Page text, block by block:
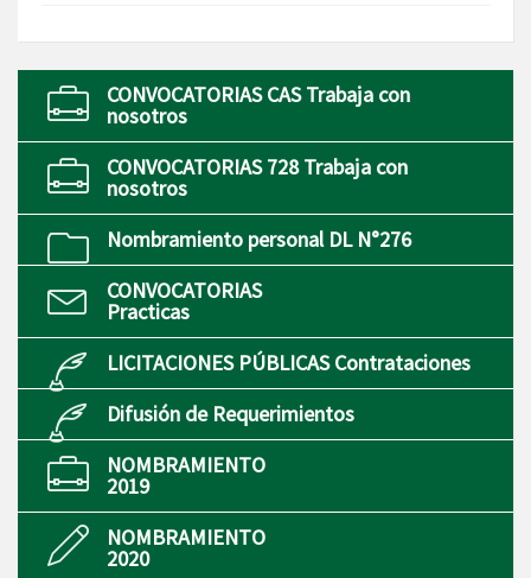
CONVOCATORIAS CAS Trabaja con
nosotros
CONVOCATORIAS 728 Trabaja con
nosotros
Nombramiento personal DL N°276
CONVOCATORIAS
Practicas
LICITACIONES PÚBLICAS Contrataciones
Difusión de Requerimientos
NOMBRAMIENTO
2019
NOMBRAMIENTO
2020